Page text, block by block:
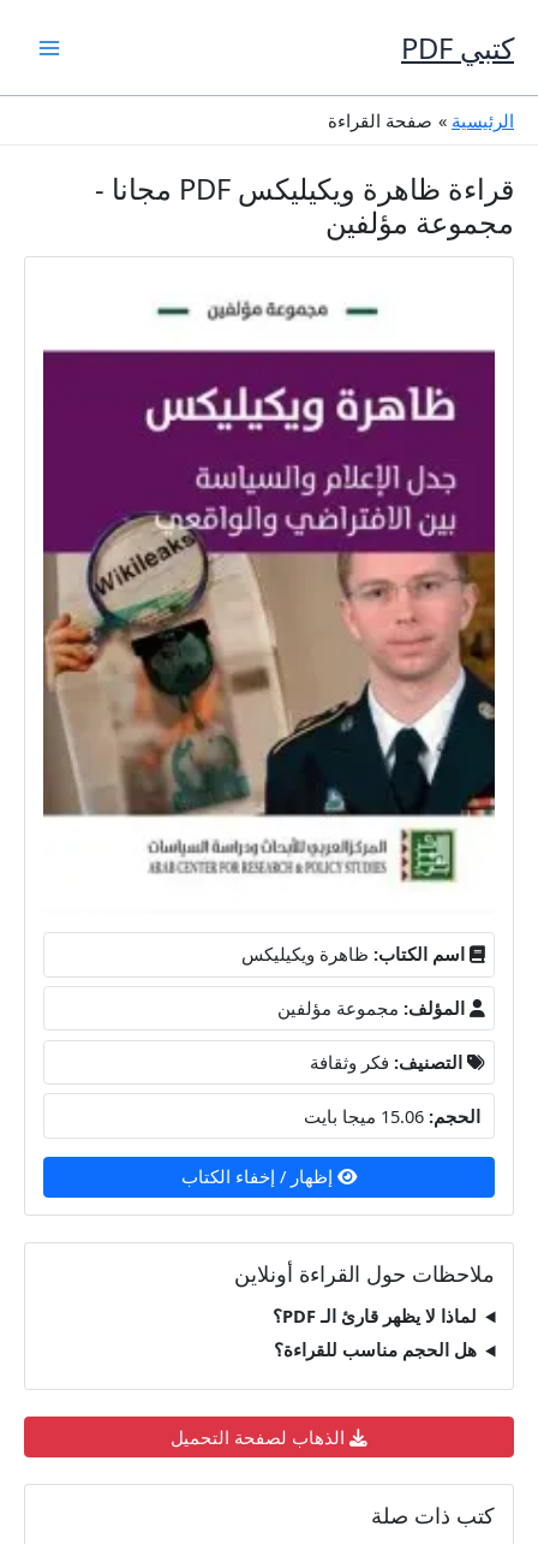
إلى
المحتوى
كتبي PDF
الرئيسية صفحة القراءة
قراءة ظاهرة ويكيليكس PDF مجانا -
مجموعة مؤلفين
اسم الكتاب: ظاهرة ويكيليكس
المؤلف: مجموعة مؤلفين
التصنيف: فكر وثقافة
الحجم:
إظهار / إخفاء الكتاب
ملاحظات حول القراءة أونلاين
لماذا لا يظهر قارئ الـ PDF؟
هل الحجم مناسب للقراءة؟
الذهاب لصفحة التحميل
كتب ذات صلة